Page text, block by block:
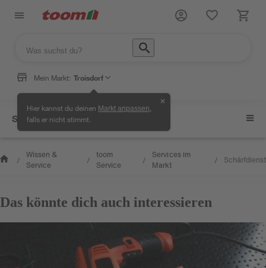
Mein Markt: Troisdorf
Hier kannst du deinen Markt anpassen
falls er nicht stimmt.
✕
Services im Markt
/
Wissen &
Service
/
toom
Service
/
Services im
Markt
/ Schärfdienst
Das könnte dich auch interessieren